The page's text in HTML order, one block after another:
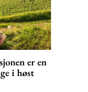
er en
i høst